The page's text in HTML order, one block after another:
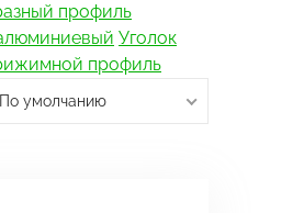
профиль
Уголок
профиль
По умолчанию